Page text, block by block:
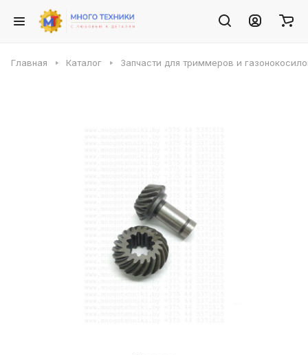
Главная Каталог Запчасти для триммеров и